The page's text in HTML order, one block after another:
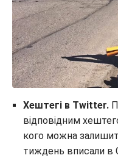
Хештегі в Twitter.
відповідним
кого можна
тиждень вписали в